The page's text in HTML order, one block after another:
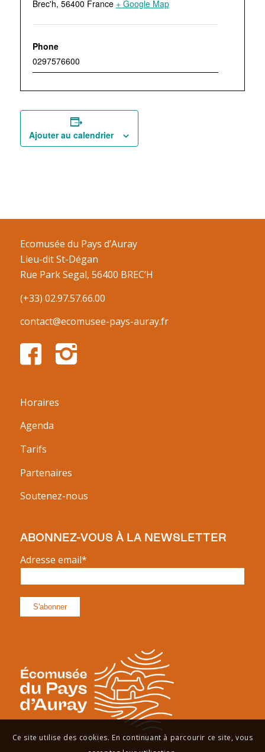
Brec'h, 56400 France + Google Map
Phone
0297576600
Ajouter au calendrier
Ecomusée du Pays d’Auray
Lieu-dit St-Dégan
Rue Park Segal, 56400 BREC’H
(+33) 02.97.57.66.00
contact@ecomusee-pays-auray.fr
Horaires
Agenda
Tarifs
Partenaires
Soutenez-nous
ABONNEZ-VOUS À LA NEWSLETTER
Adresse email*
Ce site utilise des cookies. En continuant à parcourir ce site, vous